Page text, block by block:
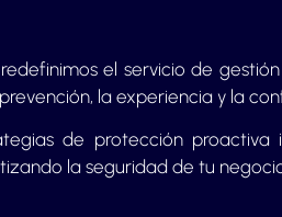
redefinimos el servicio de
la experiencia y la
de protección
la seguridad de tu